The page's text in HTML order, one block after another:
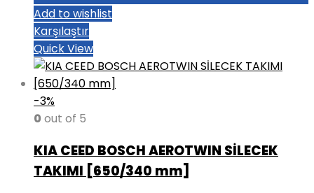
Add to wishlist
Karşılaştır
Quick View
-3%
0 out of 5
KIA CEED BOSCH AEROTWIN SİLECEK
TAKIMI [650/340 mm]